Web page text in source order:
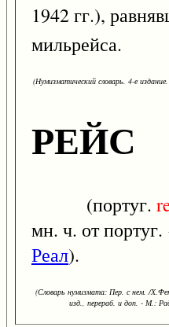
1942 гг.),
мильрейса.
(Нумизматический словарь. 4-е
РЕЙС
(португ.
мн. ч. от португ.
Реал).
(Словарь нумизмата: Пер. с нем. /
изд., перераб. и доп. - М.: